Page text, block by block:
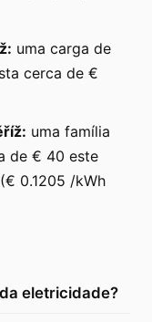
uma carga de
cerca de €
uma família
de € 40 este
0.1205 /kWh
eletricidade?